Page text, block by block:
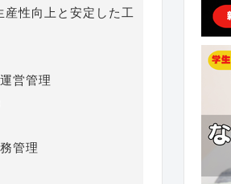
性向上と安定した工
営管理
管理